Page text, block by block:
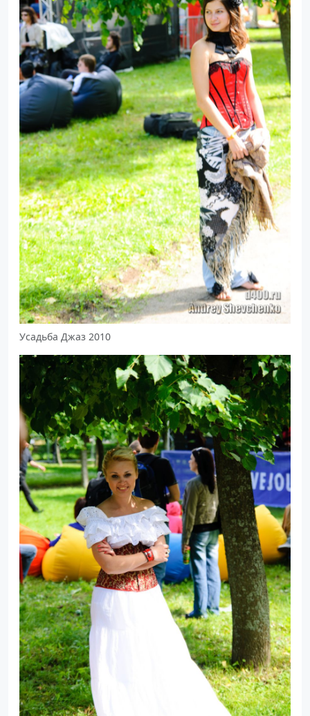
Усадьба Джаз 2010